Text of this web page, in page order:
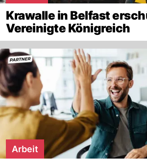
Krawalle in Belfast
Vereinigte Königreich
Arbeit